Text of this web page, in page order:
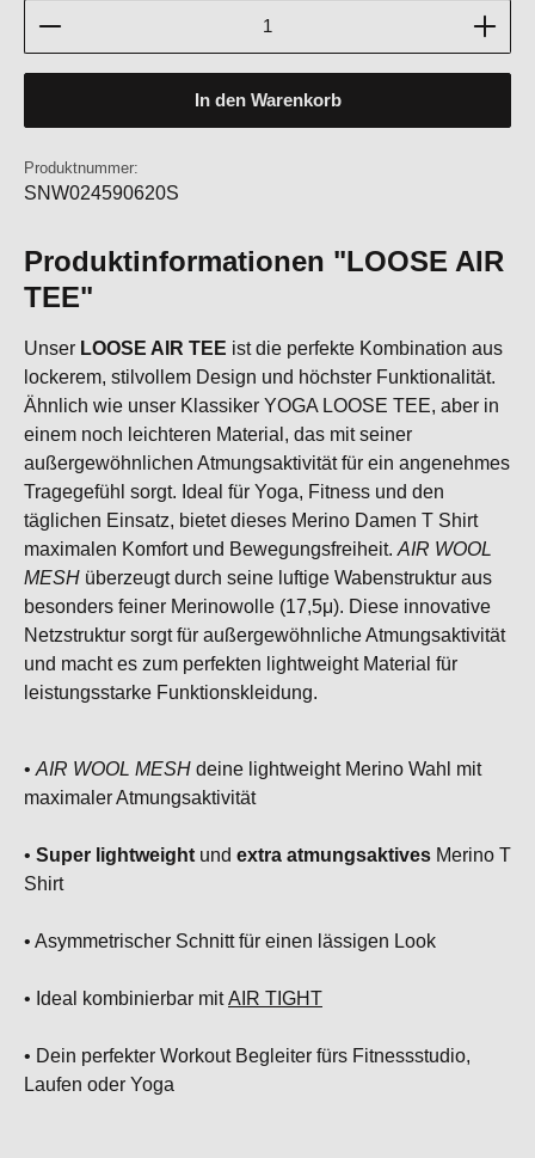
Produkt Anzahl: Gib den gewünschten Wert ein
In den Warenkorb
Produktnummer:
SNW024590620S
Produktinformationen "LOOSE AIR
TEE"
Unser LOOSE AIR TEE ist die perfekte Kombination aus
lockerem, stilvollem Design und höchster Funktionalität.
Ähnlich wie unser Klassiker YOGA LOOSE TEE, aber in
einem noch leichteren Material, das mit seiner
außergewöhnlichen Atmungsaktivität für ein angenehmes
Tragegefühl sorgt. Ideal für Yoga, Fitness und den
täglichen Einsatz, bietet dieses Merino Damen T Shirt
maximalen Komfort und Bewegungsfreiheit. AIR WOOL
MESH überzeugt durch seine luftige Wabenstruktur aus
besonders feiner Merinowolle (17,5μ). Diese innovative
Netzstruktur sorgt für außergewöhnliche Atmungsaktivität
und macht es zum perfekten lightweight Material für
leistungsstarke Funktionskleidung.
• AIR WOOL MESH deine lightweight Merino Wahl mit
maximaler Atmungsaktivität
• Super lightweight und extra atmungsaktives Merino T
Shirt
• Asymmetrischer Schnitt für einen lässigen Look
• Ideal kombinierbar mitAIR TIGHT
• Dein perfekter Workout Begleiter fürs Fitnessstudio,
Laufen oder Yoga